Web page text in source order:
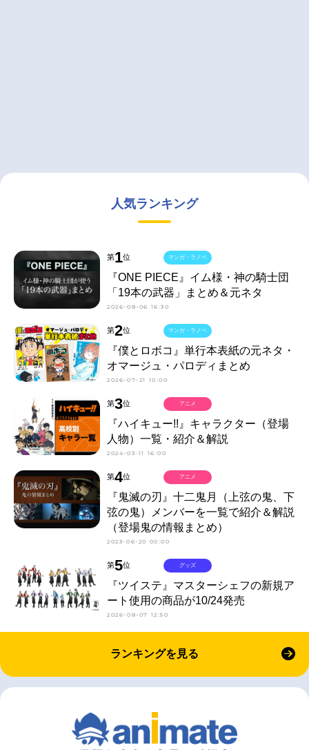
人気ランキング
第1位
『ONE PIECE』イム様・神の騎士団
「19本の武器」まとめ＆元ネタ
2026-08-06 16:30
マンガ・ラノベ
第2位
『僕とロボコ』単行本表紙の元ネタ・
オマージュ・パロディまとめ
2026-07-21 10:00
マンガ・ラノベ
第3位
『ハイキュー!!』キャラクター（登場
人物）一覧・紹介＆解説
2024-03-11 16:00
アニメ
第4位
『鬼滅の刃』十二鬼月（上弦の鬼、下
弦の鬼）メンバーを一覧で紹介＆解説
（登場鬼の情報まとめ）
2023-06-20 00:00
アニメ
第5位
『ツイステ』マスターシェフの新規ア
ート使用の商品が10/24発売
2026-08-07 12:50
グッズ
ランキングを見る